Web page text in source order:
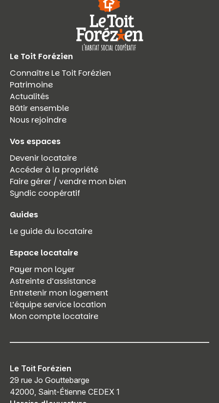
Le Toit Forézien
Connaître Le Toit Forézien
Patrimoine
Actualités
Bâtir ensemble
Nous rejoindre
Vos espaces
Devenir locataire
Accéder à la propriété
Faire gérer / vendre mon bien
Syndic coopératif
Guides
Le guide du locataire
Espace locataire
Payer mon loyer
Astreinte d’assistance
Entretenir mon logement
L’équipe service location
Mon compte locataire
Le Toit Forézien
29 rue Jo Gouttebarge
42000, Saint-Étienne CEDEX 1